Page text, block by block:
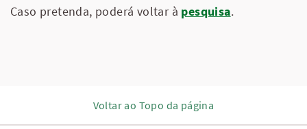
Caso pretenda, poderá voltar à pesquisa.
Voltar ao Topo da página